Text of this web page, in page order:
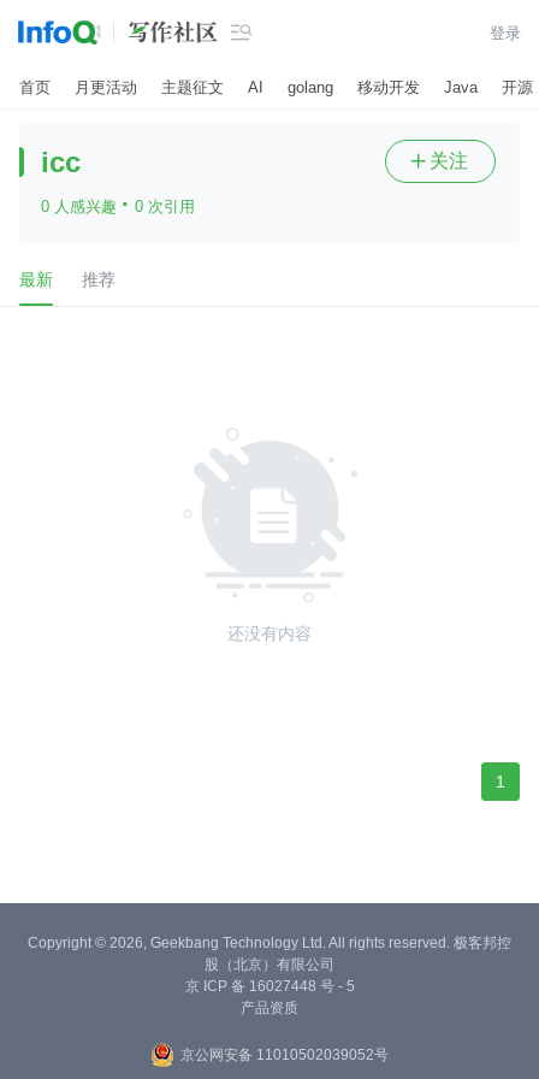
 登录
首页 月更活动 主题征文 AI golang 移动开发 Java 开源
icc
0 人感兴趣 · 0 次引用
 关注
最新 推荐
还没有内容
1
Copyright © 2026, Geekbang Technology Ltd. All rights reserved. 极客邦控
股（北京）有限公司
京 ICP 备 16027448 号 - 5
产品资质
京公网安备 11010502039052号